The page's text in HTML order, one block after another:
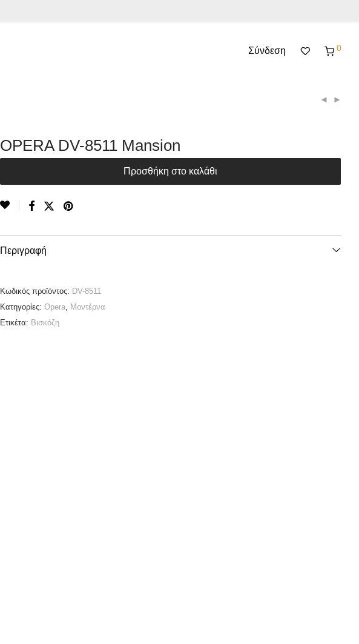
Σύνδεση 0
OPERA DV-8511 Mansion
Προσθήκη στο καλάθι
Περιγραφή
Κωδικός προϊόντος: DV-8511
Κατηγορίες: Opera, Μοντέρνα
Ετικέτα: Βισκόζη